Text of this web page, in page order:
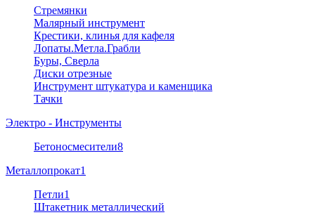
Стремянки
Малярный инструмент
Крестики, клинья для кафеля
Лопаты.Метла.Грабли
Буры, Сверла
Диски отрезные
Инструмент штукатура и каменщика
Тачки
Электро - Инструменты
Бетоносмесители8
Металлопрокат1
Петли1
Штакетник металлический